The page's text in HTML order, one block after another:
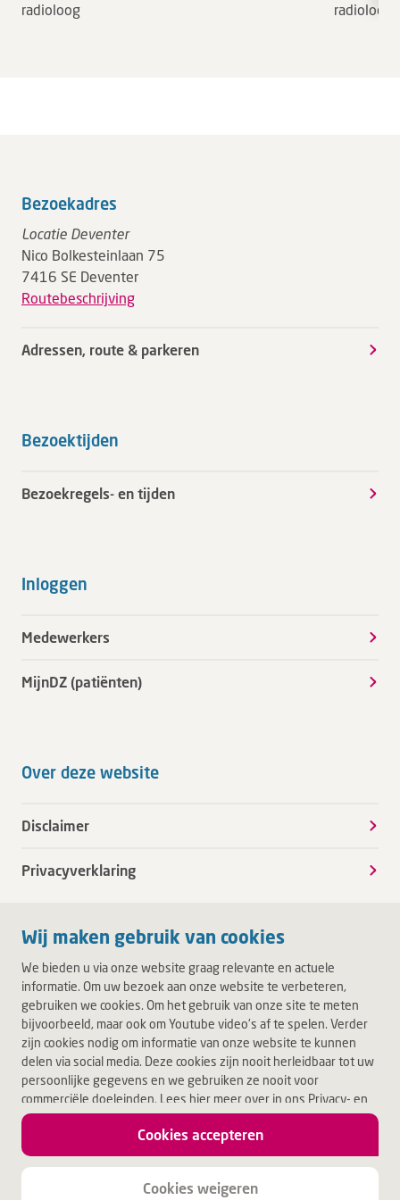
Wij maken gebruik van cookies
We bieden u via onze website graag relevante en actuele
informatie. Om uw bezoek aan onze website te verbeteren,
gebruiken we cookies. Om het gebruik van onze site te meten
bijvoorbeeld, maar ook om Youtube video's af te spelen. Verder
zijn cookies nodig om informatie van onze website te kunnen
delen via social media. Deze cookies zijn nooit herleidbaar tot uw
persoonlijke gegevens en we gebruiken ze nooit voor
commerciële doeleinden. Lees hier meer over in ons Privacy- en
Cookiebeleid. Door op Akkoord te klikken, accepteert u alle
Cookies accepteren
Cookies weigeren
radioloog radioloog
Bezoekadres
Locatie Deventer
Nico Bolkesteinlaan 75
7416 SE Deventer
Routebeschrijving
Adressen, route & parkeren
Bezoektijden
Bezoekregels- en tijden
Inloggen
Medewerkers
MijnDZ (patiënten)
Over deze website
Disclaimer
Privacyverklaring